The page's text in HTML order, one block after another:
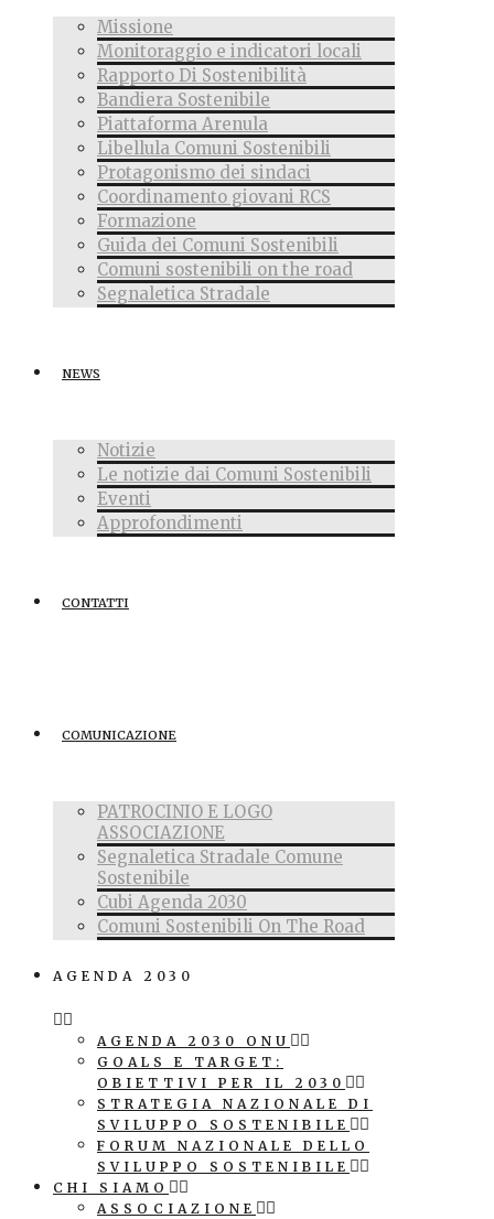
Missione
Monitoraggio e indicatori locali
Rapporto Di Sostenibilità
Bandiera Sostenibile
Piattaforma Arenula
Libellula Comuni Sostenibili
Protagonismo dei sindaci
Coordinamento giovani RCS
Formazione
Guida dei Comuni Sostenibili
Comuni sostenibili on the road
Segnaletica Stradale
NEWS
Notizie
Le notizie dai Comuni Sostenibili
Eventi
Approfondimenti
CONTATTI
COMUNICAZIONE
PATROCINIO E LOGO
ASSOCIAZIONE
Segnaletica Stradale Comune
Sostenibile
Cubi Agenda 2030
Comuni Sostenibili On The Road
AGENDA 2030
AGENDA 2030 ONU
GOALS E TARGET:
OBIETTIVI PER IL 2030
STRATEGIA NAZIONALE DI
SVILUPPO SOSTENIBILE
FORUM NAZIONALE DELLO
SVILUPPO SOSTENIBILE
CHI SIAMO
ASSOCIAZIONE